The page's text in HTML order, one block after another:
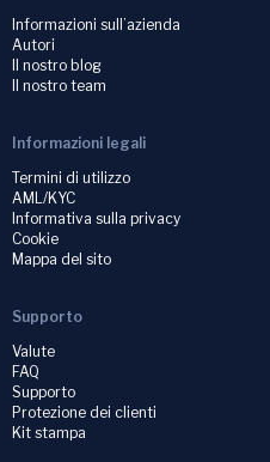
Informazioni sull’azienda
Autori
Il nostro blog
Il nostro team
Informazioni legali
Termini di utilizzo
AML/KYC
Informativa sulla privacy
Cookie
Mappa del sito
Supporto
Valute
FAQ
Supporto
Protezione dei clienti
Kit stampa